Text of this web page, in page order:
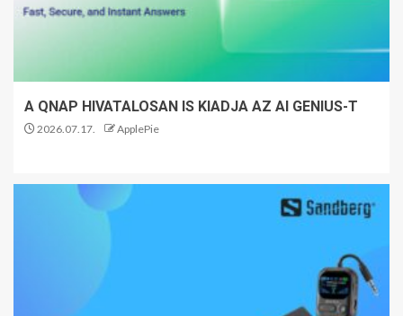
A QNAP HIVATALOSAN IS KIADJA AZ AI GENIUS-T
2026.07.17. ApplePie